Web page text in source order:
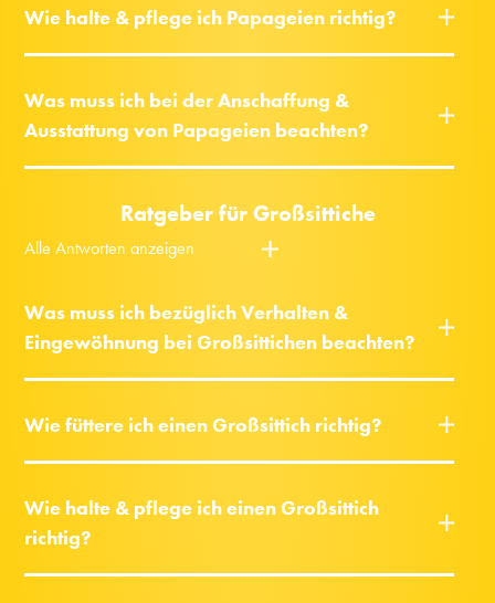
Wie halte & pflege ich Papageien richtig?
Was muss ich bei der Anschaffung &
Ausstattung von Papageien beachten?
Ratgeber für Großsittiche
Alle Antworten anzeigen
Was muss ich bezüglich Verhalten &
Eingewöhnung bei Großsittichen beachten?
Wie füttere ich einen Großsittich richtig?
Wie halte & pflege ich einen Großsittich
richtig?